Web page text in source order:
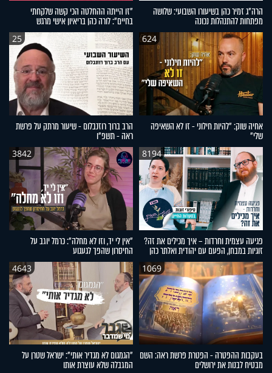
הרה"ג זמיר כהן בשיעורו השבועי: שלושה
מפתחות להתנהלות נכונה
"זו הייתה ההחלטה הכי קשה שלקחתי
בחיים": לורה כהן בריאיון אישי מרגש
624
אחיה שוק: "להיות חילוני - זו לא השאיפה
שלי"
25
הרב ברוך רוזנבלום - שיעור מרתק על פרשת
ראה - תשפ"ו
8194
פגיעה עצמית וחרדות – איך מכילים את זה?
זוגיות במבחן, הפעם עם יהודית ואלתר כהן
3842
"אין לי יד, וזו לא מחלה": כרמל יוגב על
החיסרון שהפך לגעגוע
1069
בעקבות ההפטרה - הפטרת פרשת ראה: השם
מבטיח לבנות את ירושלים
4643
"הגמגום לא מגדיר אותי": ישראל שטרן על
המגבלה שלא עוצרת אותו